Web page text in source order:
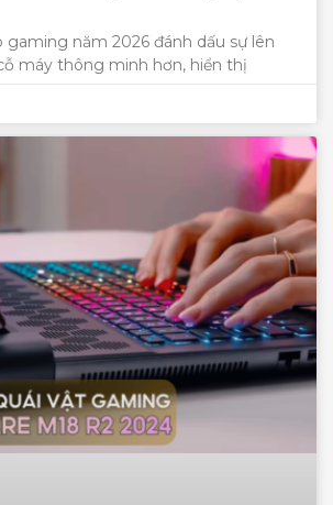
năm 2026 đánh dấu sự lên
máy thông minh hơn, hiển thị